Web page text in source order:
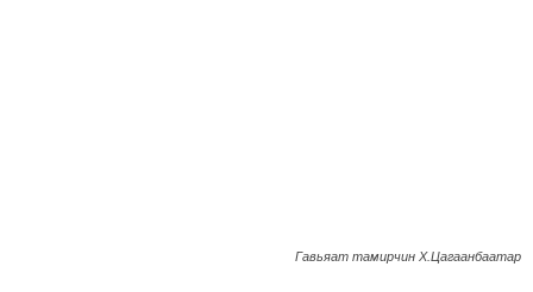
Гавьяат тамирчин Х.Цагаанбаатар